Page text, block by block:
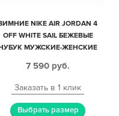
NIKE AIR JORDAN 4
OFF WHITE SAIL БЕЖЕВЫЕ
МУЖСКИЕ-ЖЕНСКИЕ
7 590 руб.
Заказать в 1 клик
Выбрать размер